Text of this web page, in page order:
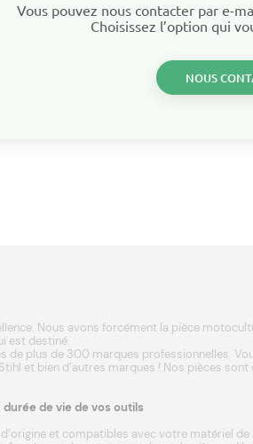
Vous pouvez nous contacter par e-
Choisissez l’option qui
NOUS
Nous avons forcément la pièce
est destiné.
plus de 300 marques professionnelles.
Stihl et bien d’autres marques ! Nos pièces
de vie de vos outils
et compatibles avec votre matériel